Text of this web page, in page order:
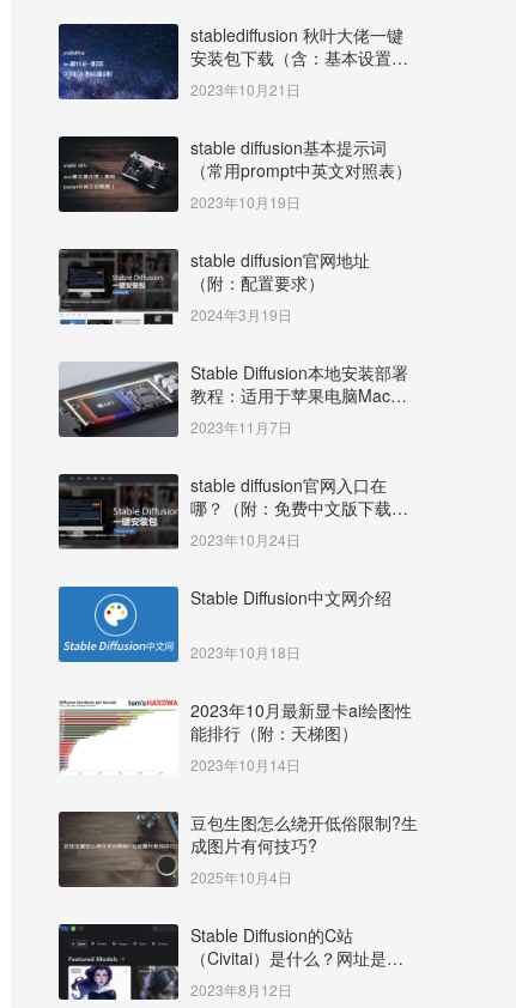
stablediffusion 秋叶大佬一键
安装包下载（含：基本设置说
明）
2023年10月21日
stable diffusion基本提示词
（常用prompt中英文对照表）
2023年10月19日
stable diffusion官网地址
（附：配置要求）
2024年3月19日
Stable Diffusion本地安装部署
教程：适用于苹果电脑Mac
OS系统M系列芯片：
MacBook/iMac等
2023年11月7日
stable diffusion官网入口在
哪？（附：免费中文版下载安
装教程）
2023年10月24日
Stable Diffusion中文网介绍
2023年10月18日
2023年10月最新显卡ai绘图性
能排行（附：天梯图）
2023年10月14日
豆包生图怎么绕开低俗限制?生
成图片有何技巧?
2025年10月4日
Stable Diffusion的C站
（Civitai）是什么？网址是多
少？
2023年8月12日